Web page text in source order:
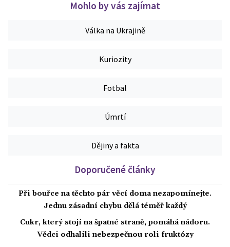
Mohlo by vás zajímat
Válka na Ukrajině
Kuriozity
Fotbal
Úmrtí
Dějiny a fakta
Doporučené články
Při bouřce na těchto pár věcí doma nezapomínejte.
Jednu zásadní chybu dělá téměř každý
Cukr, který stojí na špatné straně, pomáhá nádoru.
Vědci odhalili nebezpečnou roli fruktózy